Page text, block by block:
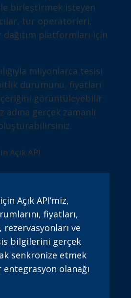
birleştirmek isteyen
tur operatörleri,
dağıtım platformları için
milyonlarca tesisi
durumunu, fiyatları
görüntüleyebilir
gerçek zamanlı
Açık API
Açık API’miz,
fiyatları,
rezervasyonları ve
bilgilerini gerçek
senkronize etmek
olanağı